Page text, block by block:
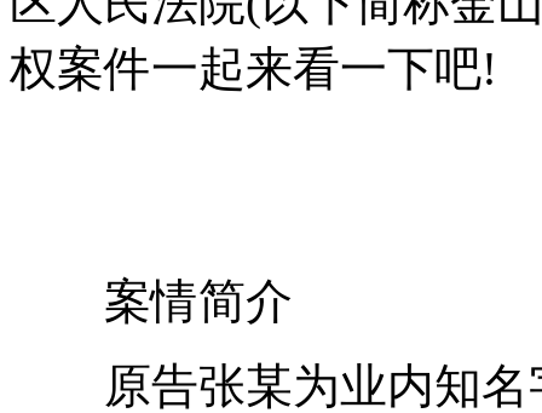
权案件一起来看一下吧!
案情简介
原告张某为业内知名